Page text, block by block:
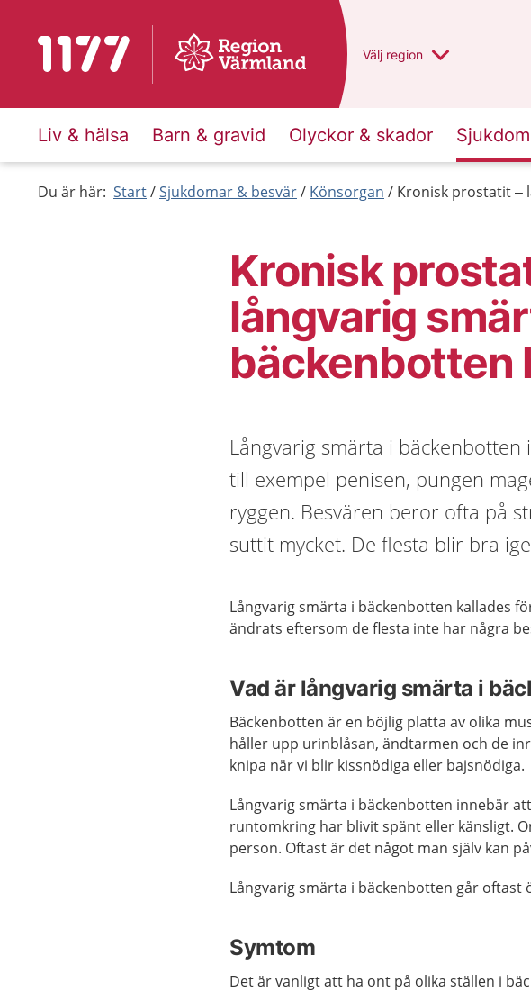
Till startsidan för 1177 Du har valt region
Välj en annan
region
Liv & hälsa Barn & gravid Olyckor & skador
Du är här: Start Sjukdomar & besvär Könsorgan Kronisk prostatit –
Kronisk
långvarig
bäckenbotten
Långvarig smärta i
till exempel penisen, pungen
ryggen. Besvären beror ofta på
suttit mycket. De flesta blir bra
Långvarig smärta i bäckenbotten kallades
ändrats eftersom de flesta inte har några
Vad är långvarig smärta i
Bäckenbotten är en böjlig platta av olika
håller upp urinblåsan, ändtarmen och de
knipa när vi blir kissnödiga eller bajsnödiga.
Långvarig smärta i bäckenbotten innebär
runtomkring har blivit spänt eller känsligt.
person. Oftast är det något man själv kan
Långvarig smärta i bäckenbotten går oftast
Symtom
Det är vanligt att ha ont på olika ställen i